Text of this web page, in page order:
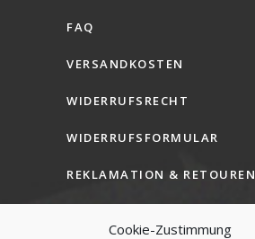
Cookie-Zustimmung
FAQ
VERSANDKOSTEN
WIDERRUFSRECHT
WIDERRUFSFORMULAR
REKLAMATION & RETOUREN